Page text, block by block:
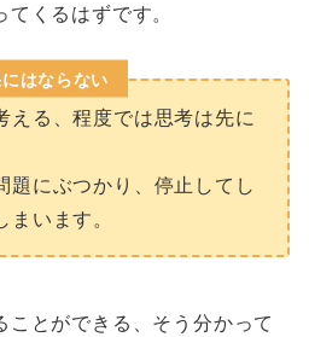
くるはずです。
にはならない
える、程度では思考は先に
題にぶつかり、停止してし
います。
ことができる、そう分かって